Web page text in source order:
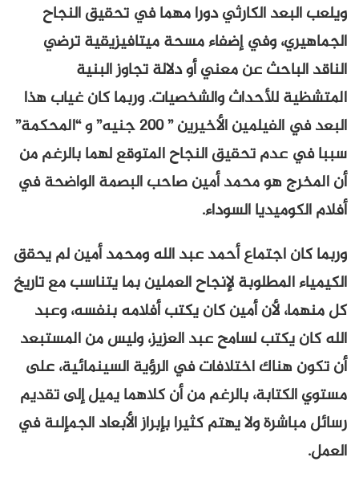
ويلعب البعد الكارثي دورا مهما في تحقيق النجاح
الجماهيري، وفي إضفاء مسحة ميتافيزيقية ترضي
الناقد الباحث عن معني أو دلالة تجاوز البنية
المتشظية للأحداث والشخصيات. وربما كان غياب هذا
البعد في الفيلمين الأخيرين ” ٢٠٠ جنيه” و “المحكمة”
سببا في عدم تحقيق النجاح المتوقع لهما بالرغم من
أن المخرج هو محمد أمين صاحب البصمة الواضحة في
أفلام الكوميديا السوداء.
وربما كان اجتماع أحمد عبد الله ومحمد أمين لم يحقق
الكيمياء المطلوبة لإنجاح العملين بما يتناسب مع تاريخ
كل منهما، لأن أمين كان يكتب أفلامه بنفسه، وعبد
الله كان يكتب لسامح عبد العزيز، وليس من المستبعد
أن تكون هناك اختلافات في الرؤية السينمائية، على
مستوي الكتابة، بالرغم من أن كلاهما يميل إلى تقديم
رسائل مباشرة ولا يهتم كثيرا بإبراز الأبعاد الجمإلىة في
العمل.